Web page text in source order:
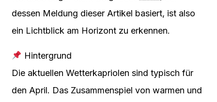
dessen Meldung dieser Artikel basiert, ist also
ein Lichtblick am Horizont zu erkennen.
Hintergrund
Die aktuellen Wetterkapriolen sind typisch für
den April. Das Zusammenspiel von warmen und